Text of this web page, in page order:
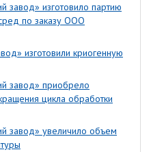
завод» изготовило партию
по заказу ООО
изготовили криогенную
завод» приобрело
цикла обработки
завод» увеличило объем